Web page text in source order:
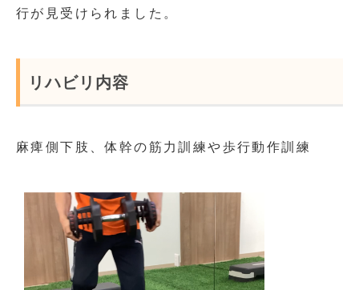
行が見受けられました。
リハビリ内容
麻痺側下肢、体幹の筋力訓練や歩行動作訓練